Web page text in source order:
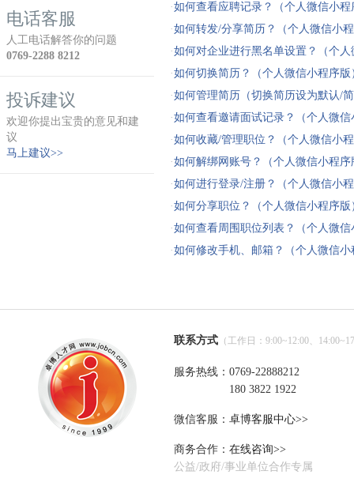
电话客服
人工电话解答你的问题
0769-2288 8212
投诉建议
欢迎你提出宝贵的意见和建
议
马上建议>>
·如何查看应聘记录？（个人微信小程
·如何转发/分享简历？（个人微信小
·如何对企业进行黑名单设置？（个
·如何切换简历？（个人微信小程序版
·如何管理简历（切换简历设为默认/简历改名/删除
·如何查看邀请面试记录？（个人微信
·如何收藏/管理职位？（个人微信小
·如何解绑网账号？（个人微信小程序
·如何进行登录/注册？（个人微信小
·如何分享职位？（个人微信小程序版
·如何查看周围职位列表？（个人微信
·如何修改手机、邮箱？（个人微信小
联系方式 （工作日：9:00~12:00、
服务热线：0769-22888212
180 3822 1922
微信客服： 卓博客服中心>>
商务合作： 在线咨询>>
公益/政府/事业单位合作专属